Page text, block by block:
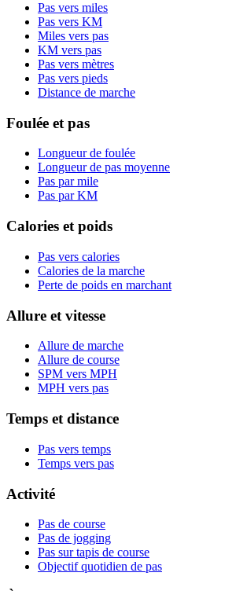
Pas vers miles
Pas vers KM
Miles vers pas
KM vers pas
Pas vers mètres
Pas vers pieds
Distance de marche
Foulée et pas
Longueur de foulée
Longueur de pas moyenne
Pas par mile
Pas par KM
Calories et poids
Pas vers calories
Calories de la marche
Perte de poids en marchant
Allure et vitesse
Allure de marche
Allure de course
SPM vers MPH
MPH vers pas
Temps et distance
Pas vers temps
Temps vers pas
Activité
Pas de course
Pas de jogging
Pas sur tapis de course
Objectif quotidien de pas